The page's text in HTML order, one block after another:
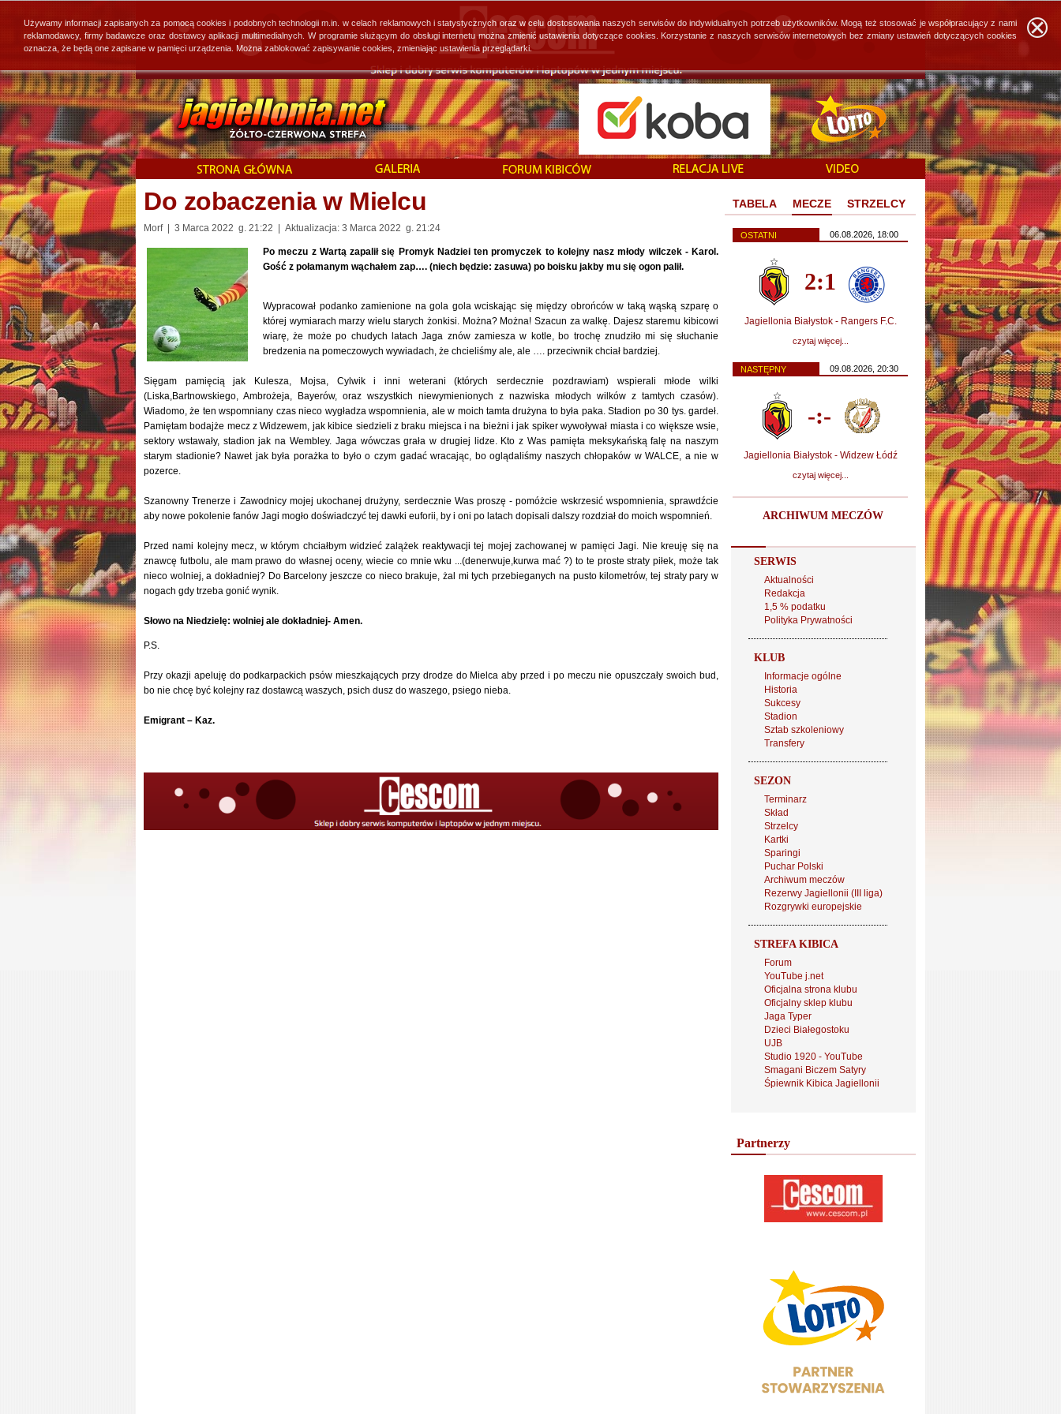
Do zobaczenia w Mielcu
Morf | 3 Marca 2022 g. 21:22 | Aktualizacja: 3 Marca 2022 g. 21:24
Po meczu z Wartą zapalił się Promyk Nadziei ten promyczek to kolejny nasz młody wilczek - Karol.
Gość z połamanym wąchałem zap…. (niech będzie: zasuwa) po boisku jakby mu się ogon palił.
Wypracował podanko zamienione na gola gola wciskając się między obrońców w taką wąską szparę o
której wymiarach marzy wielu starych żonkisi. Można? Można! Szacun za walkę. Dajesz staremu kibicowi
wiarę, że może po chudych latach Jaga znów zamiesza w kotle, bo trochę znudziło mi się słuchanie
bredzenia na pomeczowych wywiadach, że chcieliśmy ale, ale …. przeciwnik chciał bardziej.
Sięgam pamięcią jak Kulesza, Mojsa, Cylwik i inni weterani (których serdecznie pozdrawiam) wspierali młode wilki
(Liska,Bartnowskiego, Ambrożeja, Bayerów, oraz wszystkich niewymienionych z nazwiska młodych wilków z tamtych czasów).
Wiadomo, że ten wspomniany czas nieco wygładza wspomnienia, ale w moich tamta drużyna to była paka. Stadion po 30 tys. gardeł.
Pamiętam bodajże mecz z Widzewem, jak kibice siedzieli z braku miejsca i na bieżni i jak spiker wywoływał miasta i co większe wsie,
sektory wstawały, stadion jak na Wembley. Jaga wówczas grała w drugiej lidze. Kto z Was pamięta meksykańską falę na naszym
starym stadionie? Nawet jak była porażka to było o czym gadać wracając, bo oglądaliśmy naszych chłopaków w WALCE, a nie w
pozerce.
Szanowny Trenerze i Zawodnicy mojej ukochanej drużyny, serdecznie Was proszę - pomóżcie wskrzesić wspomnienia, sprawdźcie
aby nowe pokolenie fanów Jagi mogło doświadczyć tej dawki euforii, by i oni po latach dopisali dalszy rozdział do moich wspomnień.
Przed nami kolejny mecz, w którym chciałbym widzieć zalążek reaktywacji tej mojej zachowanej w pamięci Jagi. Nie kreuję się na
znawcę futbolu, ale mam prawo do własnej oceny, wiecie co mnie wku ...(denerwuje,kurwa mać ?) to te proste straty piłek, może tak
nieco wolniej, a dokładniej? Do Barcelony jeszcze co nieco brakuje, żal mi tych przebieganych na pusto kilometrów, tej straty pary w
nogach gdy trzeba gonić wynik.
Słowo na Niedzielę: wolniej ale dokładniej- Amen.
P.S.
Przy okazji apeluję do podkarpackich psów mieszkających przy drodze do Mielca aby przed i po meczu nie opuszczały swoich bud,
bo nie chcę być kolejny raz dostawcą waszych, psich dusz do waszego, psiego nieba.
Emigrant – Kaz.
TABELA MECZE STRZELCY
OSTATNI 06.08.2026, 18:00
2:1
Jagiellonia Białystok - Rangers F.C.
czytaj więcej...
NASTĘPNY 09.08.2026, 20:30
-:-
Jagiellonia Białystok - Widzew Łódź
czytaj więcej...
ARCHIWUM MECZÓW
SERWIS
Aktualności
Redakcja
1,5 % podatku
Polityka Prywatności
KLUB
Informacje ogólne
Historia
Sukcesy
Stadion
Sztab szkoleniowy
Transfery
SEZON
Terminarz
Skład
Strzelcy
Kartki
Sparingi
Puchar Polski
Archiwum meczów
Rezerwy Jagiellonii (III liga)
Rozgrywki europejskie
STREFA KIBICA
Forum
YouTube j.net
Oficjalna strona klubu
Oficjalny sklep klubu
Jaga Typer
Dzieci Białegostoku
UJB
Studio 1920 - YouTube
Smagani Biczem Satyry
Śpiewnik Kibica Jagiellonii
Partnerzy
Używamy informacji zapisanych za pomocą cookies i podobnych technologii m.in. w celach reklamowych i statystycznych oraz w celu dostosowania naszych serwisów do indywidualnych potrzeb użytkowników. Mogą też stosować je współpracujący z nami
reklamodawcy, firmy badawcze oraz dostawcy aplikacji multimedialnych. W programie służącym do obsługi internetu można zmienić ustawienia dotyczące cookies. Korzystanie z naszych serwisów internetowych bez zmiany ustawień dotyczących cookies
oznacza, że będą one zapisane w pamięci urządzenia. Można zablokować zapisywanie cookies, zmieniając ustawienia przeglądarki.